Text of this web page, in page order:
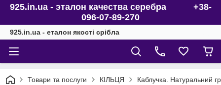
925.in.ua - эталон качества серебра +38-
096-07-89-270
925.in.ua - еталон якості срібла
Товари та послуги КІЛЬЦЯ Каблучка. Натуральний